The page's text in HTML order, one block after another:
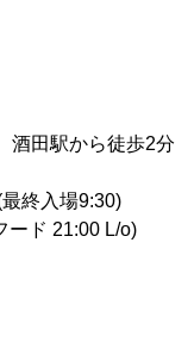
田駅から徒歩2分
終入場9:30)
21:00 L/o)